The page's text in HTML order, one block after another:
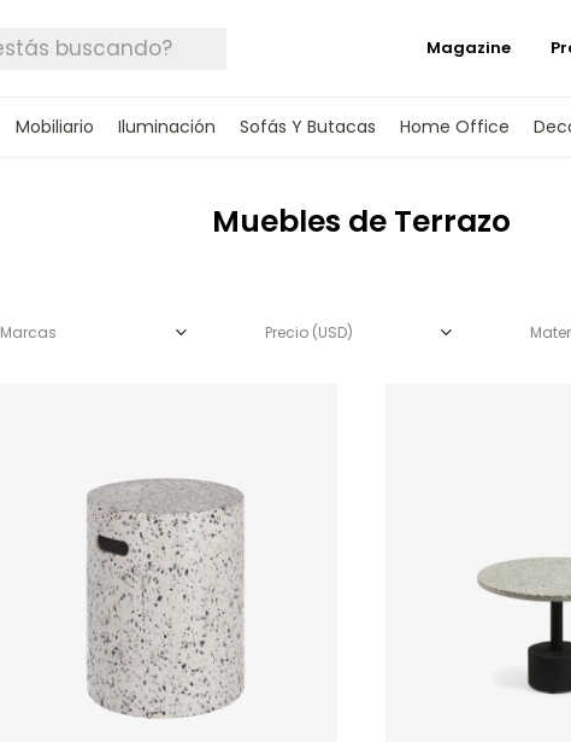
Mobiliario Iluminación Sofás Y Butacas Home Office
Magazine
Muebles de Terrazo
Marcas Precio (USD)